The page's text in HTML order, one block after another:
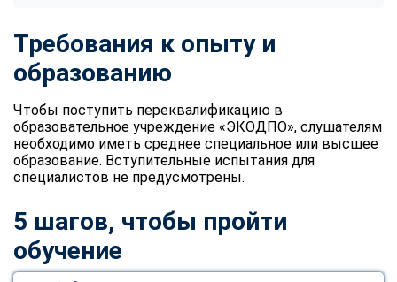
Требования к опыту и
образованию
Чтобы поступить переквалификацию в
образовательное учреждение «ЭКОДПО», слушателям
необходимо иметь среднее специальное или высшее
образование. Вступительные испытания для
специалистов не предусмотрены.
5 шагов, чтобы пройти
обучение